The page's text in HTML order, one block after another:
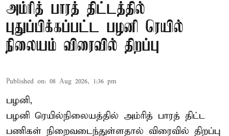
அம்ரித் பாரத் திட்டத்தில்
புதுப்பிக்கப்பட்ட பழனி ரெயில்
நிலையம் விரைவில் திறப்பு
Published on: 08 Aug 2026, 1:36 pm
பழனி,
பழனி ரெயில்நிலையத்தில் அம்ரித் பாரத் திட்ட
பணிகள் நிறைவடைந்துள்ளதால் விரைவில் திறப்பு